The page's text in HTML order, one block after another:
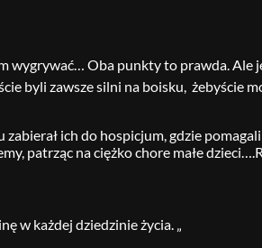
wygrywać… Oba punkty to prawda. Ale
byli zawsze silni na boisku, żebyście
ich do hospicjum, gdzie
patrząc na ciężko chore małe
w każdej dziedzinie życia. „